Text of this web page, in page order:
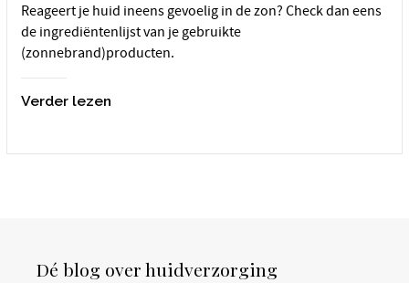
Reageert je huid ineens gevoelig in de zon? Check dan eens
de ingrediëntenlijst van je gebruikte
(zonnebrand)producten.
Verder lezen
Dé blog over huidverzorging